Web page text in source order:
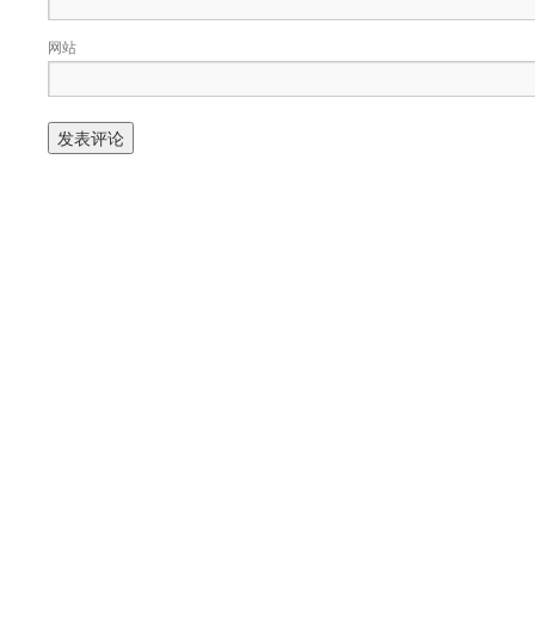
网站